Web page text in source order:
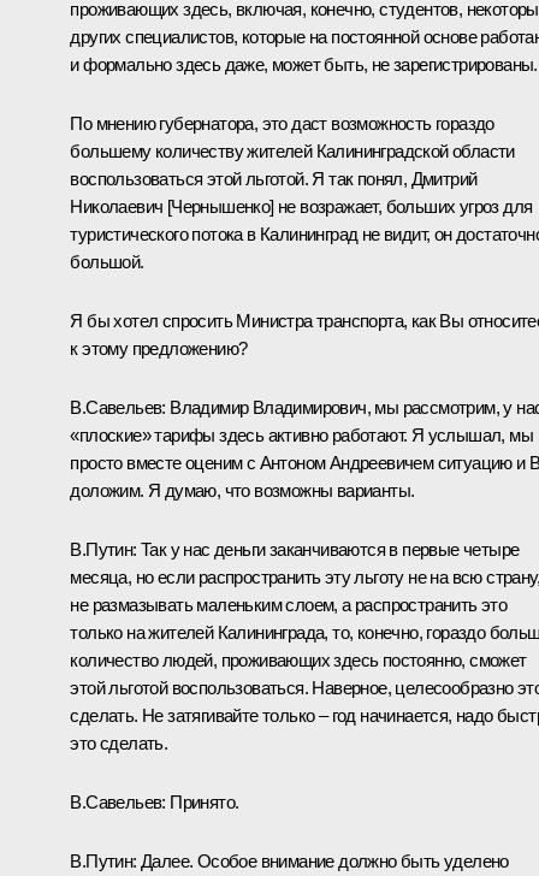
проживающих здесь, включая, конечно, студентов,
других специалистов, которые на постоянной основе
и формально здесь даже, может быть, не зарегистрированы.
По мнению губернатора, это даст возможность гораздо
большему количеству жителей Калининградской области
воспользоваться этой льготой. Я так понял, Дмитрий
Николаевич [Чернышенко] не возражает, больших угроз для
туристического потока в Калининград не видит, он
большой.
Я бы хотел спросить Министра транспорта, как Вы
к этому предложению?
В.Савельев: Владимир Владимирович, мы рассмотрим, у
«плоские» тарифы здесь активно работают. Я услышал, мы
просто вместе оценим с Антоном Андреевичем ситуацию и
доложим. Я думаю, что возможны варианты.
В.Путин: Так у нас деньги заканчиваются в первые четыре
месяца, но если распространить эту льготу не на всю страну,
не размазывать маленьким слоем, а распространить это
только на жителей Калининграда, то, конечно, гораздо
количество людей, проживающих здесь постоянно, сможет
этой льготой воспользоваться. Наверное, целесообразно
сделать. Не затягивайте только – год начинается, надо
это сделать.
В.Савельев: Принято.
В.Путин: Далее. Особое внимание должно быть уделено